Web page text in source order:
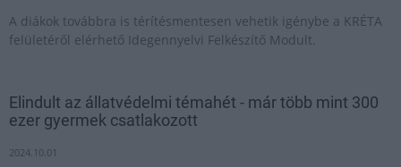
A diákok továbbra is térítésmentesen vehetik igénybe a KRÉTA
felületéről elérhető Idegennyelvi Felkészítő Modult.
Elindult az állatvédelmi témahét - már több mint 300
ezer gyermek csatlakozott
2024.10.01